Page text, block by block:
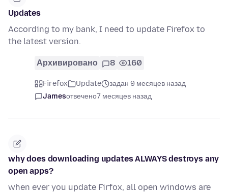
Updates
According to my bank, I need to update Firefox to
the latest version.
Архивировано 8 160
Firefox Update
задан 9 месяцев назад
Jamesотвечено7 месяцев назад
why does downloading updates ALWAYS destroys any
open apps?
when ever you update Firfox, all open windows are